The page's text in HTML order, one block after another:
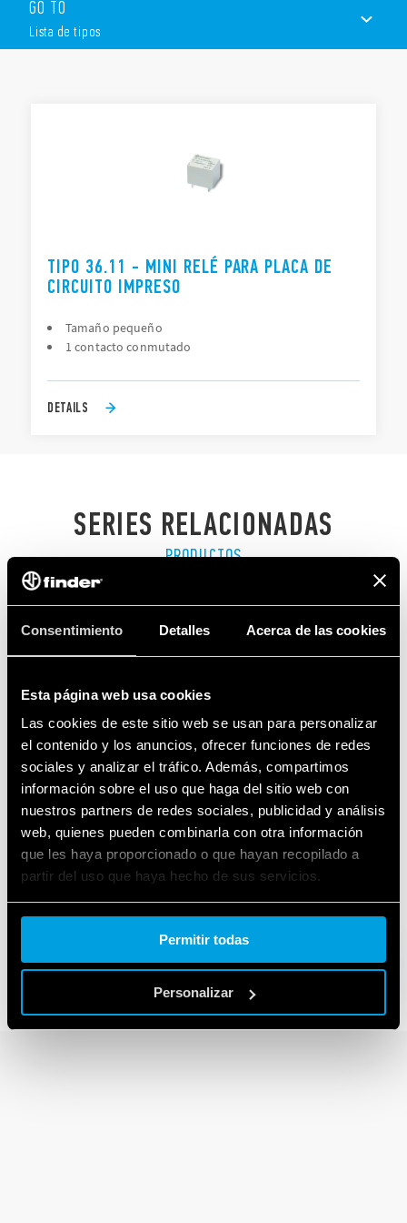
Consentimiento Detalles Acerca de las cookies
Esta página web usa cookies
Las cookies de este sitio web se usan para personalizar
el contenido y los anuncios, ofrecer funciones de redes
sociales y analizar el tráfico. Además, compartimos
información sobre el uso que haga del sitio web con
nuestros partners de redes sociales, publicidad y análisis
web, quienes pueden combinarla con otra información
que les haya proporcionado o que hayan recopilado a
partir del uso que haya hecho de sus servicios.
Cookie policy.
Permitir todas
Personalizar
Mini relé tipo “terrón de azúcar” – Bobina DC sensible: 360
mW – Lavable: RT III”
GO TO
Lista de tipos
TIPO 36.11 - MINI RELÉ PARA PLACA DE
CIRCUITO IMPRESO
Tamaño pequeño
1 contacto conmutado
DETAILS
SERIES RELACIONADAS
PRODUCTOS
SERIE 30
Relé dual in line